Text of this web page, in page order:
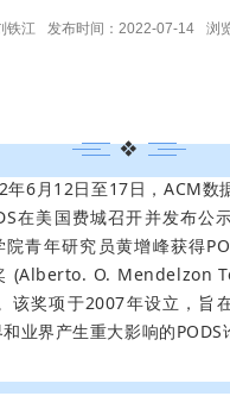
铁江 发布时间：2022-07-14 浏
❖
年6月12日至17日，ACM数
在美国费城召开并发布公
院青年研究员黄增峰获得
(Alberto. O. Mendelzon
该奖项于2007年设立，旨
业界产生重大影响的PODS